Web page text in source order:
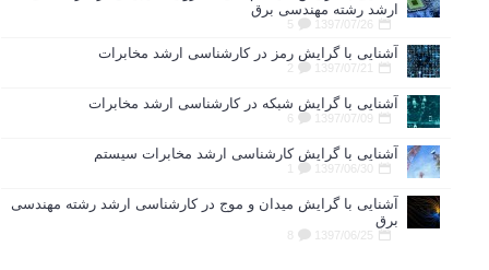
ارشد رشته مهندسی برق
1397/07/26
5
آشنایی با گرایش رمز در کارشناسی ارشد مخابرات
1397/07/21
آشنایی با گرایش شبکه در کارشناسی ارشد مخابرات
1397/07/09
6
آشنایی با گرایش کارشناسی ارشد مخابرات سیستم
1397/06/30
آشنایی با گرایش میدان و موج در کارشناسی ارشد رشته مهندسی
برق
1397/06/25